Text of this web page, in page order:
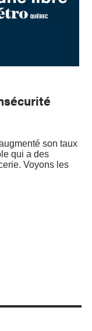
son taux
qui a des
Voyons les